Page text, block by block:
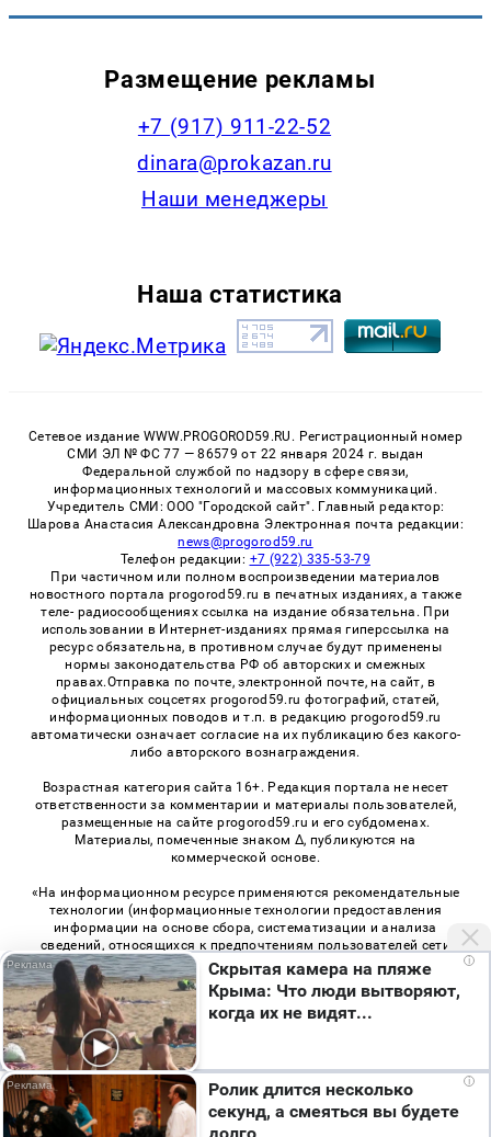
Размещение рекламы
+7 (917) 911-22-52
dinara@prokazan.ru
Наши менеджеры
Наша статистика
Сетевое издание WWW.PROGOROD59.RU. Регистрационный номер
СМИ ЭЛ № ФС 77 — 86579 от 22 января 2024 г. выдан
Федеральной службой по надзору в сфере связи,
информационных технологий и массовых коммуникаций.
Учредитель СМИ: ООО "Городской сайт". Главный редактор:
Шарова Анастасия Александровна Электронная почта редакции:
news@progorod59.ru
Телефон редакции: +7 (922) 335-53-79
При частичном или полном воспроизведении материалов
новостного портала progorod59.ru в печатных изданиях, а также
теле- радиосообщениях ссылка на издание обязательна. При
использовании в Интернет-изданиях прямая гиперссылка на
ресурс обязательна, в противном случае будут применены
нормы законодательства РФ об авторских и смежных
правах.Отправка по почте, электронной почте, на сайт, в
официальных соцсетях progorod59.ru фотографий, статей,
информационных поводов и т.п. в редакцию progorod59.ru
автоматически означает согласие на их публикацию без какого-
либо авторского вознаграждения.
Возрастная категория сайта 16+. Редакция портала не несет
ответственности за комментарии и материалы пользователей,
размещенные на сайте progorod59.ru и его субдоменах.
Материалы, помеченные знаком Δ, публикуются на
коммерческой основе.
«На информационном ресурсе применяются рекомендательные
технологии (информационные технологии предоставления
информации на основе сбора, систематизации и анализа
сведений, относящихся к предпочтениям пользователей сети
«Интернет», находящихся на территории Российской
Федерации)». Правила применения рекомендательных
технологий в виджетах рекламно-обменной сети«СМИ2» (PDF),
«Sparrow» (PDF)
© 2026 «Про Город Пермь» | Все права защищены
Возрастная категория сайта 16+
i
Скрытая камера на пляже
Крыма: Что люди вытворяют,
когда их не видят...
i
Ролик длится несколько
секунд, а смеяться вы будете